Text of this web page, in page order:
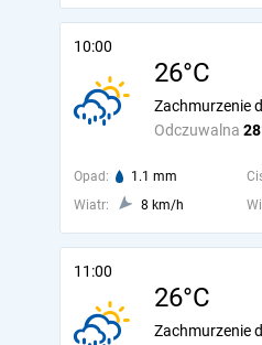
10:00
26°C
Odczuwalna
Zachmurzenie
Opad: 1.1 mm
Wiatr:
8 km/h
11:00
26°C
Zachmurzenie